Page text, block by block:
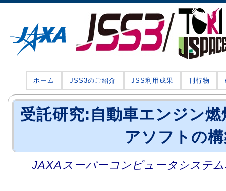
ホーム JSS3のご紹介 JSS利用成果 刊行物
受託研究:自動車エンジン
アソフトの
JAXAスーパーコンピュータシステ